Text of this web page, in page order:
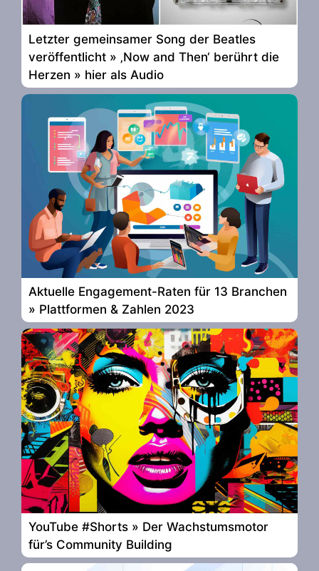
Letzter gemeinsamer Song der Beatles
veröffentlicht » ‚Now and Then‘ berührt die
Herzen » hier als Audio
Aktuelle Engagement-Raten für 13 Branchen
» Plattformen & Zahlen 2023
YouTube #Shorts » Der Wachstumsmotor
für’s Community Building